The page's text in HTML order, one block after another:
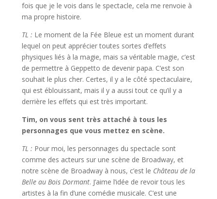
fois que je le vois dans le spectacle, cela me renvoie à
ma propre histoire.
TL : Le moment de la Fée Bleue est un moment durant
lequel on peut apprécier toutes sortes d’effets
physiques liés à la magie, mais sa véritable magie, c’est
de permettre à Geppetto de devenir papa. C’est son
souhait le plus cher. Certes, il y a le côté spectaculaire,
qui est éblouissant, mais il y a aussi tout ce qu’il y a
derrière les effets qui est très important.
Tim, on vous sent très attaché à tous les
personnages que vous mettez en scène.
TL : Pour moi, les personnages du spectacle sont
comme des acteurs sur une scène de Broadway, et
notre scène de Broadway à nous, c’est le Château de la
Belle au Bois Dormant. J’aime l’idée de revoir tous les
artistes à la fin d’une comédie musicale. C’est une